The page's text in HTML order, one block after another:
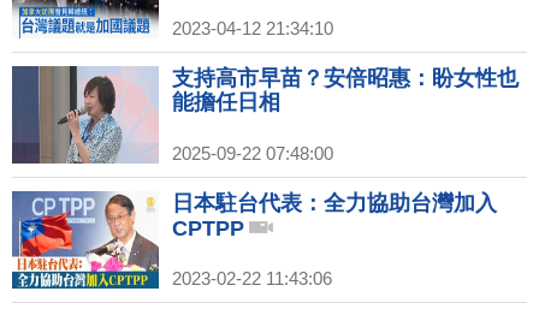
2023-04-12 21:34:10
支持高市早苗？安倍昭惠：盼女性也
能擔任日相
2025-09-22 07:48:00
日本駐台代表：全力協助台灣加入
CPTPP
2023-02-22 11:43:06